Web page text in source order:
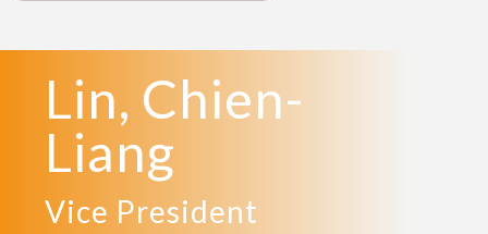
Lin, Chien-
Liang
Vice President